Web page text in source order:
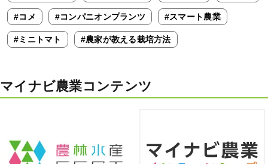
#コメ #コンパニオンプランツ #スマート農業
#ミニトマト #農家が教える栽培方法
マイナビ農業コンテンツ